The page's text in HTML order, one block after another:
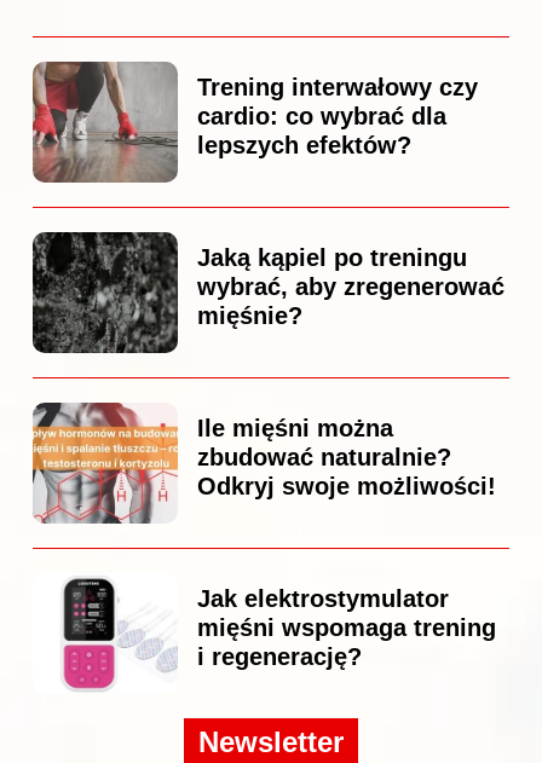
Trening interwałowy czy
cardio: co wybrać dla
lepszych efektów?
Jaką kąpiel po treningu
wybrać, aby zregenerować
mięśnie?
Ile mięśni można
zbudować naturalnie?
Odkryj swoje możliwości!
Jak elektrostymulator
mięśni wspomaga trening
i regenerację?
Newsletter